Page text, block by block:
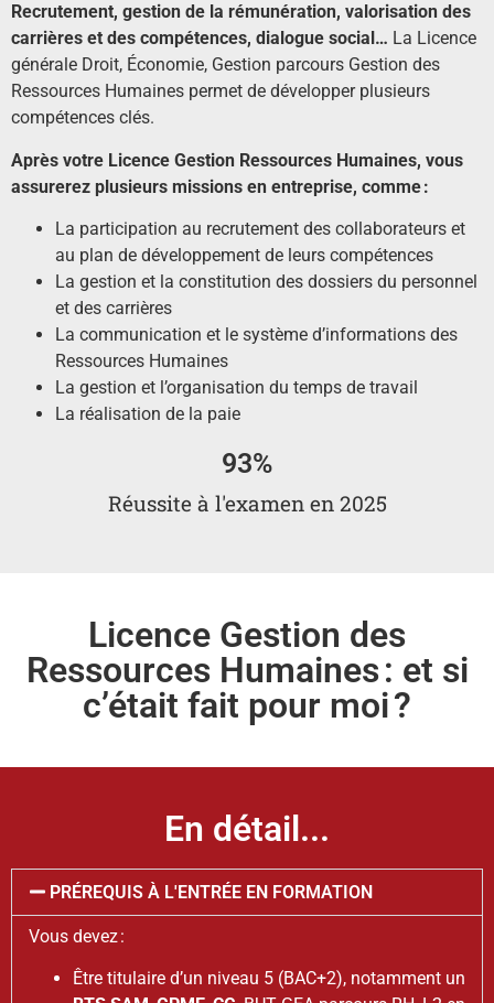
Recrutement, gestion de la rémunération, valorisation des
carrières et des compétences, dialogue social… La Licence
générale Droit, Économie, Gestion parcours Gestion des
Ressources Humaines permet de développer plusieurs
compétences clés.
Après votre Licence Gestion Ressources Humaines, vous
assurerez plusieurs missions en entreprise, comme :
La participation au recrutement des collaborateurs et
au plan de développement de leurs compétences
La gestion et la constitution des dossiers du personnel
et des carrières
La communication et le système d’informations des
Ressources Humaines
La gestion et l’organisation du temps de travail
La réalisation de la paie
Réussite à l'examen en 2025
93%
Licence Gestion des
Ressources Humaines : et si
c’était fait pour moi ?
En détail...
PRÉREQUIS À L'ENTRÉE EN FORMATION
Vous devez :
Être titulaire d’un niveau 5 (BAC+2), notamment un